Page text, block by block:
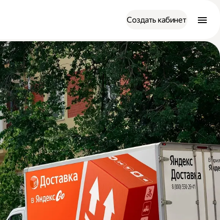
Создать кабинет